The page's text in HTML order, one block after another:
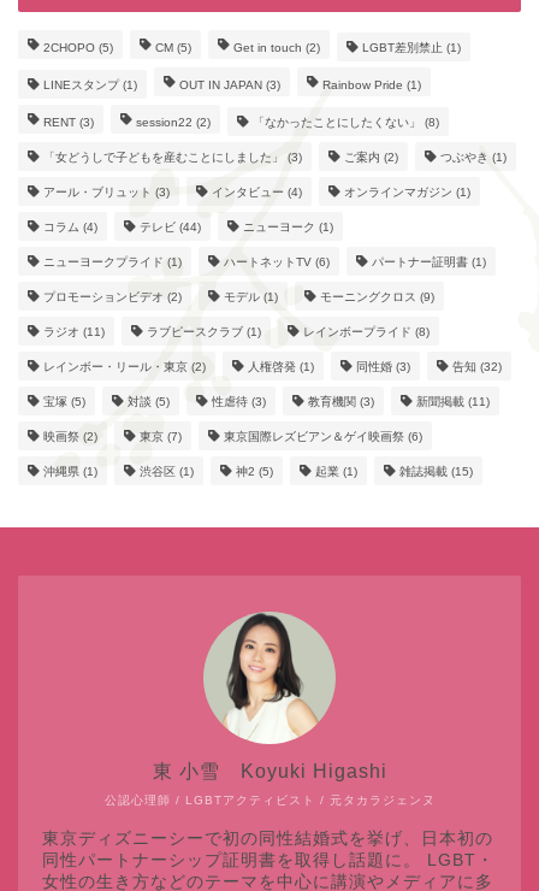
2CHOPO (5) CM (5) Get in touch (2) LGBT差別禁止 (1)
LINEスタンプ(1) OUT IN JAPAN (3) Rainbow Pride (1)
RENT (3) session22 (2) 「なかったことにしたくない」 (8)
「女どうしで子どもを産むことにしました」 (3) ご案内 (2) つぶやき (1)
アール・ブリュット (3) インタビュー (4) オンラインマガジン (1)
コラム (4) テレビ (44) ニューヨーク (1)
ニューヨークプライド (1) ハートネットTV (6) パートナー証明書 (1)
プロモーションビデオ (2) モデル (1) モーニングクロス (9)
ラジオ (11) ラブピースクラブ (1) レインボープライド (8)
レインボー・リール・東京 (2) 人権啓発 (1) 同性婚 (3) 告知 (32)
宝塚 (5) 対談 (5) 性虐待 (3) 教育機関 (3) 新聞掲載 (11)
映画祭 (2) 東京 (7) 東京国際レズビアン＆ゲイ映画祭 (6)
沖縄県 (1) 渋谷区 (1) 神2 (5) 起業 (1) 雑誌掲載 (15)
公認心理師 / LGBTアクティビスト / 元タカラジェンヌ
東 小雪 Koyuki Higashi
東京ディズニーシーで初の同性結婚式を挙げ、日本初の
同性パートナーシップ証明書を取得し話題に。 LGBT・
女性の生き方などのテーマを中心に講演やメディアに多